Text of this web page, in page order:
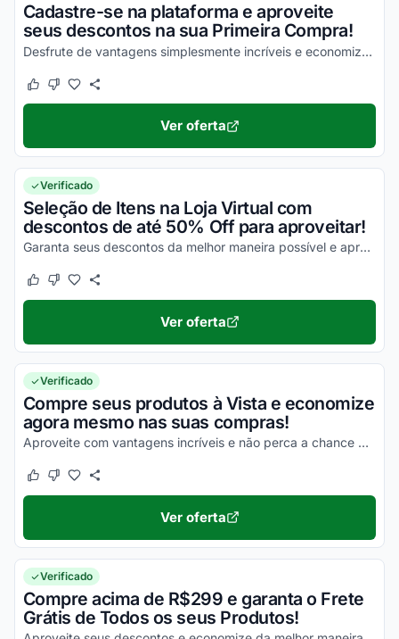
Cadastre-se na plataforma e aproveite
seus descontos na sua Primeira Compra!
Desfrute de vantagens simplesmente incríveis e economize com o Agora Cupom!
Este cupom funcionou
Este cupom não funcionou
Ver oferta
Verificado
Seleção de Itens na Loja Virtual com
descontos de até 50% Off para aproveitar!
Garanta seus descontos da melhor maneira possível e aproveite!
Este cupom funcionou
Este cupom não funcionou
Ver oferta
Verificado
Compre seus produtos à Vista e economize
agora mesmo nas suas compras!
Aproveite com vantagens incríveis e não perca a chance de economizar em todas as suas compras!
Este cupom funcionou
Este cupom não funcionou
Ver oferta
Verificado
Compre acima de R$299 e garanta o Frete
Grátis de Todos os seus Produtos!